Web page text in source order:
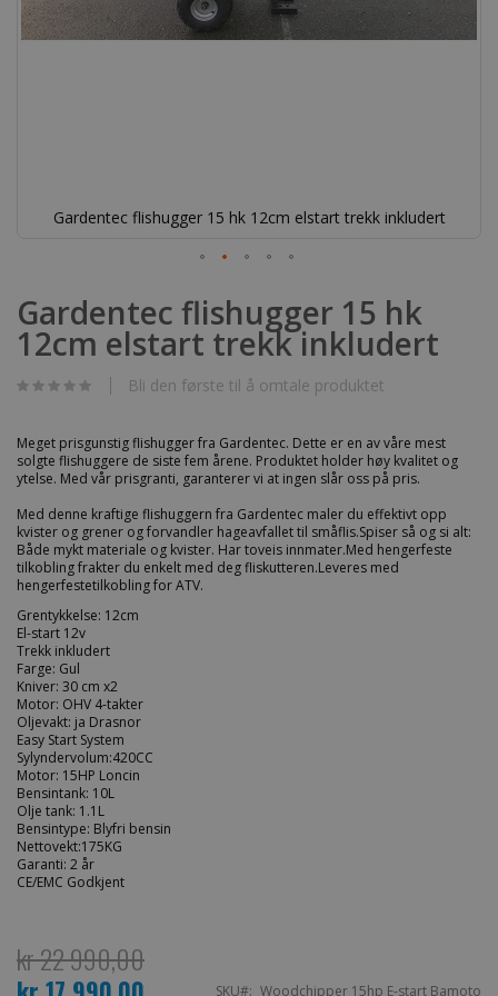
Gardentec flishugger 15 hk 12cm elstart trekk inkludert
til
begynnelsen
av
bildegalleri
Gardentec flishugger 15 hk
12cm elstart trekk inkludert
Bli den første til å omtale produktet
Meget prisgunstig flishugger fra Gardentec. Dette er en av våre mest
solgte flishuggere de siste fem årene. Produktet holder høy kvalitet og
ytelse. Med vår prisgranti, garanterer vi at ingen slår oss på pris.
Med denne kraftige flishuggern fra Gardentec maler du effektivt opp
kvister og grener og forvandler hageavfallet til småflis.Spiser så og si alt:
Både mykt materiale og kvister. Har toveis innmater.Med hengerfeste
tilkobling frakter du enkelt med deg fliskutteren.Leveres med
hengerfestetilkobling for ATV.
Grentykkelse: 12cm
El-start 12v
Trekk inkludert
Farge: Gul
Kniver: 30 cm x2
Motor: OHV 4-takter
Oljevakt: ja Drasnor
Easy Start System
Sylyndervolum:420CC
Motor: 15HP Loncin
Bensintank: 10L
Olje tank: 1.1L
Bensintype: Blyfri bensin
Nettovekt:175KG
Garanti: 2 år
CE/EMC Godkjent
kr 22 990,00
Spesialpris SKU Woodchipper 15hp E-start Bamoto